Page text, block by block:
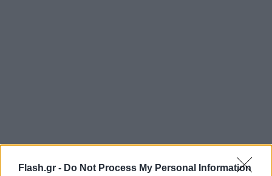
Flash.gr - Do Not Process My Personal Information